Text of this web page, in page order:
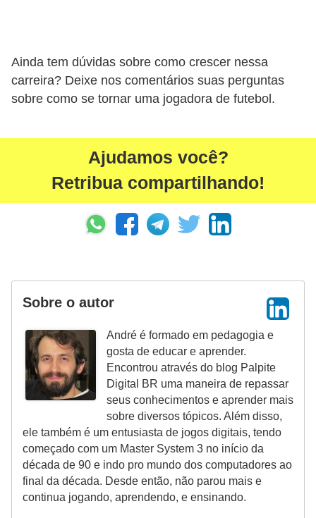
Ainda tem dúvidas sobre como crescer nessa
carreira? Deixe nos comentários suas perguntas
sobre como se tornar uma jogadora de futebol.
Ajudamos você?
Retribua compartilhando!
Sobre o autor
André é formado em pedagogia e
gosta de educar e aprender.
Encontrou através do blog Palpite
Digital BR uma maneira de repassar
seus conhecimentos e aprender mais
sobre diversos tópicos. Além disso,
ele também é um entusiasta de jogos digitais, tendo
começado com um Master System 3 no início da
década de 90 e indo pro mundo dos computadores ao
final da década. Desde então, não parou mais e
continua jogando, aprendendo, e ensinando.